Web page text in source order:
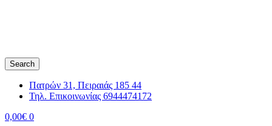
Search
Πατρών 31, Πειραιάς 185 44
Τηλ. Επικοινωνίας 6944474172
0,00€ 0